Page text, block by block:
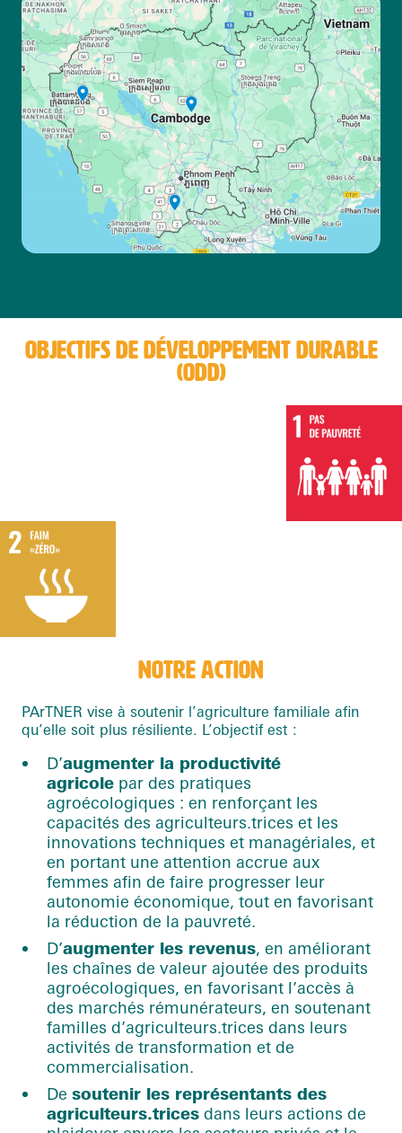
OBJECTIFS DE DÉVELOPPEMENT DURABLE
(ODD)
NOTRE ACTION
PArTNER vise à soutenir l’agriculture familiale afin
qu’elle soit plus résiliente. L’objectif est :
D’augmenter la productivité
agricole par des pratiques
agroécologiques : en renforçant les
capacités des agriculteurs.trices et les
innovations techniques et managériales, et
en portant une attention accrue aux
femmes afin de faire progresser leur
autonomie économique, tout en favorisant
la réduction de la pauvreté.
D’augmenter les revenus, en améliorant
les chaînes de valeur ajoutée des produits
agroécologiques, en favorisant l’accès à
des marchés rémunérateurs, en soutenant
familles d’agriculteurs.trices dans leurs
activités de transformation et de
commercialisation.
De soutenir les représentants des
agriculteurs.trices dans leurs actions de